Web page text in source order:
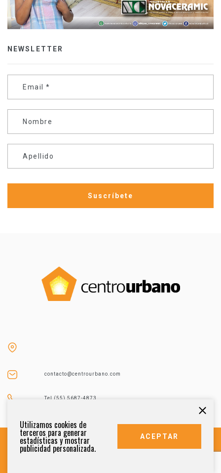
NEWSLETTER
Email *
Nombre
Apellido
contacto@centrourbano.com
Tel (55) 5687-4873
Utilizamos cookies de
terceros para generar
estadísticas y mostrar
publicidad personalizada.
ACEPTAR